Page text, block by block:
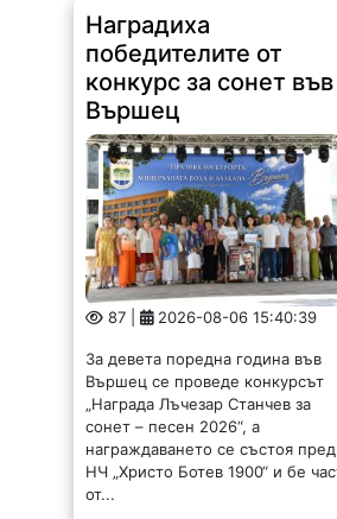
Наградиха
победителите от
конкурс за сонет във
Вършец
87 | 2026-08-06 15:40:39
За девета поредна година във
Вършец се проведе конкурсът
„Награда Лъчезар Станчев за
сонет – песен 2026“, а
награждаването се състоя пред
НЧ „Христо Ботев 1900“ и бе част
от...